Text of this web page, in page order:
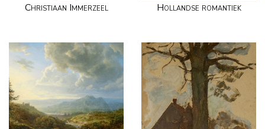
Christiaan Immerzeel Hollandse romantiek